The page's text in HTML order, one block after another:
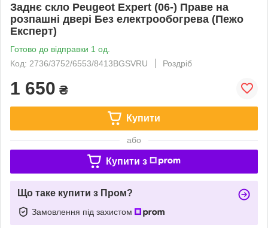
Заднє скло Peugeot Expert (06-) Праве на
розпашні двері Без електрообогрева (Пежо
Експерт)
Готово до відправки 1 од.
Код: 2736/3752/6553/8413BGSVRU
Роздріб
1 650 ₴
Купити
або
Купити з
Що таке купити з Пром?
Замовлення під захистом